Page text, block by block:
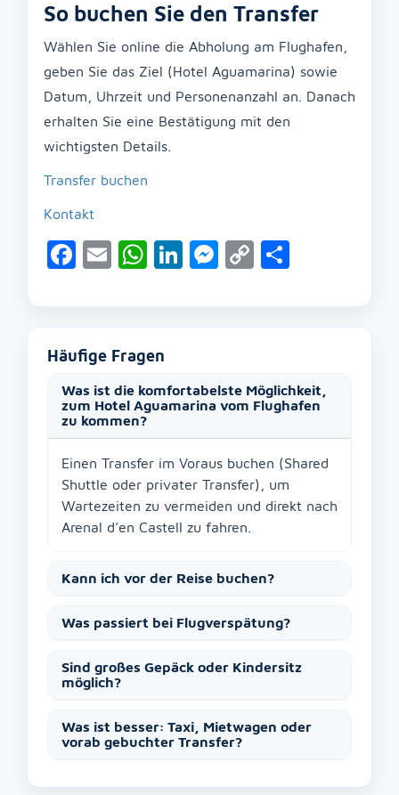
So buchen Sie den Transfer
Wählen Sie online die Abholung am Flughafen,
geben Sie das Ziel (Hotel Aguamarina) sowie
Datum, Uhrzeit und Personenanzahl an. Danach
erhalten Sie eine Bestätigung mit den
wichtigsten Details.
Transfer buchen
Kontakt
Facebook
EmailWhatsApp
LinkedIn
Messenger
Copy
Häufige Fragen
Was ist die komfortabelste Möglichkeit,
zum Hotel Aguamarina vom Flughafen
zu kommen?
Einen Transfer im Voraus buchen (Shared
Shuttle oder privater Transfer), um
Wartezeiten zu vermeiden und direkt nach
Arenal d’en Castell zu fahren.
Kann ich vor der Reise buchen?
Was passiert bei Flugverspätung?
Sind großes Gepäck oder Kindersitz
möglich?
Was ist besser: Taxi, Mietwagen oder
vorab gebuchter Transfer?